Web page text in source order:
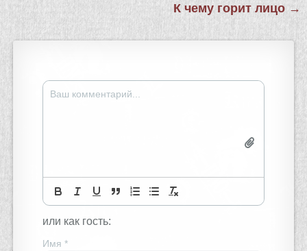
записям
К чему горит лицо →
или как гость:
Имя *